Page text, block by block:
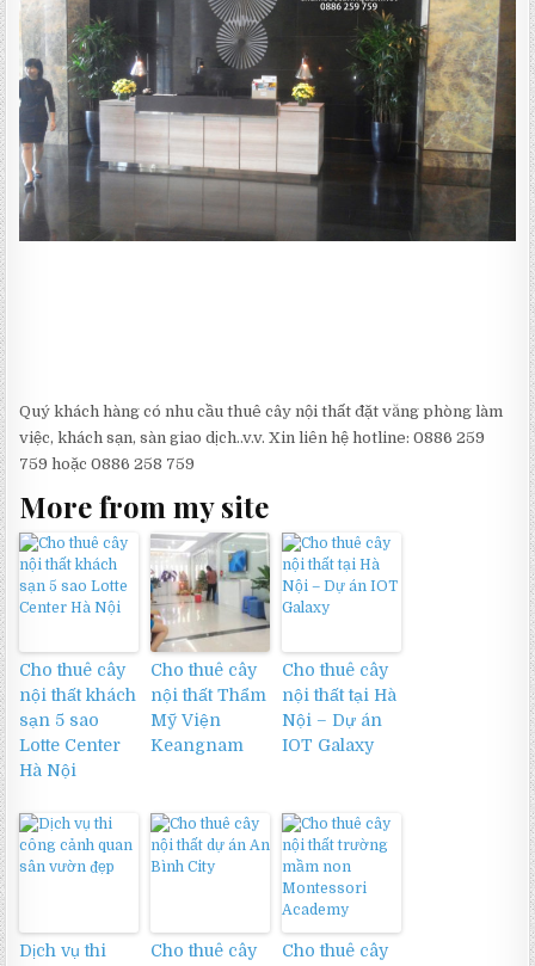
Quý khách hàng có nhu cầu thuê cây nội thất đặt văng phòng làm
việc, khách sạn, sàn giao dịch..v.v. Xin liên hệ hotline: 0886 259
759 hoặc 0886 258 759
More from my site
Cho thuê cây
nội thất khách
sạn 5 sao
Lotte Center
Hà Nội
Cho thuê cây
nội thất Thẩm
Mỹ Viện
Keangnam
Cho thuê cây
nội thất tại Hà
Nội – Dự án
IOT Galaxy
Dịch vụ thi
Cho thuê cây
Cho thuê cây